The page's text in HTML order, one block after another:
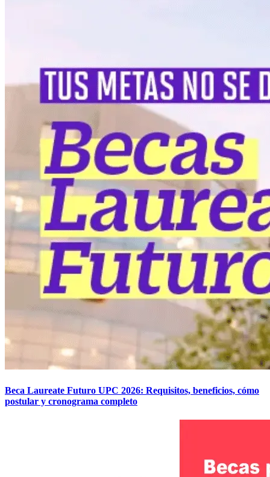
Beca Laureate Futuro UPC 2026: Requisitos, beneficios, cómo
postular y cronograma completo